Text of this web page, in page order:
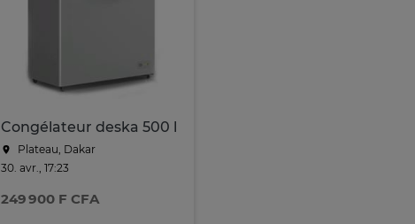
Congélateur deska 500 l
Plateau, Dakar
30. avr., 17:23
249 900 F CFA